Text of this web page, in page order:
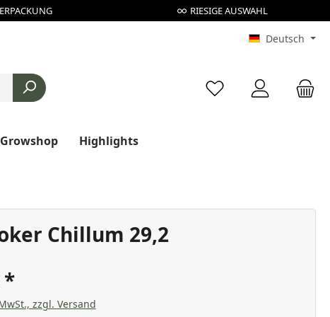
RIESIGE AUSWAHL
Deutsch
Du hast 0 Produkte
Growshop Highlights
Chillum 29,2
zzgl. Versand